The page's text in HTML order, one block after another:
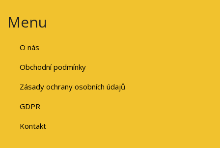
Menu
O nás
Obchodní podmínky
Zásady ochrany osobních údajů
GDPR
Kontakt